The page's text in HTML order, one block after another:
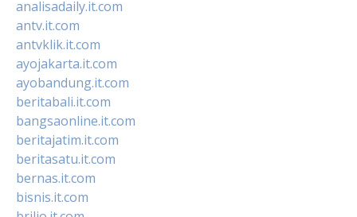
analisadaily.it.com
antv.it.com
antvklik.it.com
ayojakarta.it.com
ayobandung.it.com
beritabali.it.com
bangsaonline.it.com
beritajatim.it.com
beritasatu.it.com
bernas.it.com
bisnis.it.com